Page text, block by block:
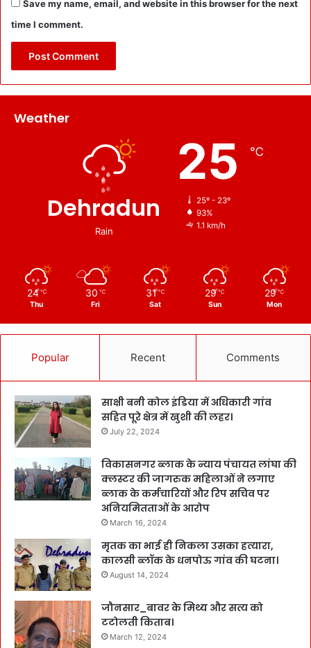
Save my name, email, and website in this browser for the next
time I comment.
Weather
Dehradun
Rain
25 ℃
25º - 23º
93%
1.1 km/h
24 ℃
Thu
30 ℃
Fri
31 ℃
Sat
29 ℃
Sun
29 ℃
Mon
Popular Recent Comments
साक्षी बनी कोल इंडिया में अधिकारी गांव
सहित पूरे क्षेत्र में खुशी की लहर।
July 22, 2024
विकासनगर ब्लाक के न्याय पंचायत लांघा की
क्लस्टर की जागरुक महिलाओं ने लगाए
ब्लाक के कर्मचारियों और रिप सचिव पर
अनियमितताओं के आरोप
March 16, 2024
मृतक का भाई ही निकला उसका हत्यारा,
कालसी ब्लॉक के धनपोऊ गांव की घटना।
August 14, 2024
जौनसार_बावर के मिथ्य और सत्य को
टटोलती किताब।
March 12, 2024